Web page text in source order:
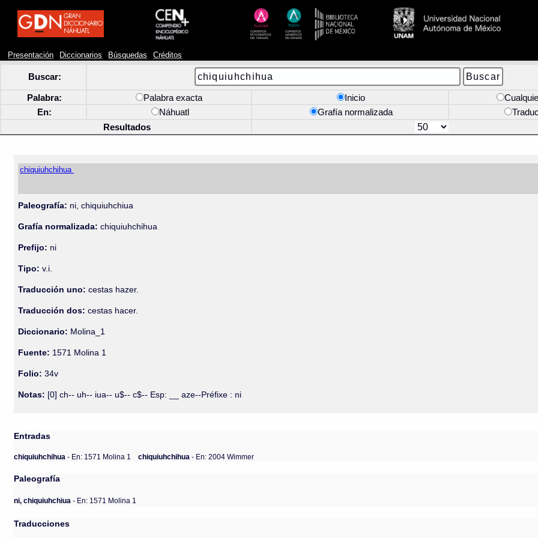
Presentación Diccionarios Búsquedas Créditos
Buscar:
Palabra: Palabra exacta Inicio
En:
Náhuatl Grafía normalizada
Resultados
chiquiuhchihua
Paleografía: ni, chiquiuhchiua
Grafía normalizada: chiquiuhchihua
Prefijo: ni
Tipo: v.i.
Traducción uno: cestas hazer.
Traducción dos: cestas hacer.
Diccionario: Molina_1
Fuente: 1571 Molina 1
Folio: 34v
Notas: [0] ch-- uh-- iua-- u$-- c$-- Esp: __ aze--Préfixe : ni
Entradas
chiquiuhchihua- En: 1571 Molina 1 chiquiuhchihua- En: 2004 Wimmer
Paleografía
ni, chiquiuhchiua - En: 1571 Molina 1
Traducciones